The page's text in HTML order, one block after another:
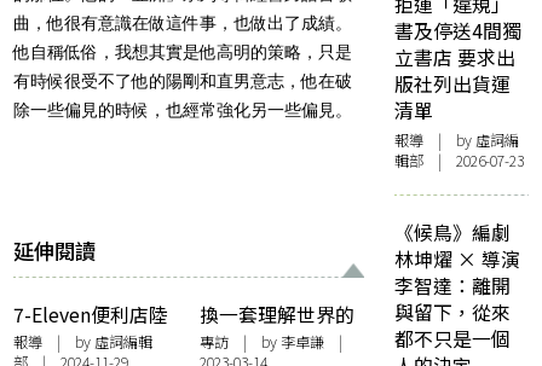
曲，他很有意識在做這件事，也做出了成績。
他自稱低俗，我想其實是他高明的策略，只是
有時候很受不了他的陽剛和直男意志，他在破
除一些偏見的時候，也經常強化另一些偏見。
延伸閱讀
7-Eleven便利店陸
續取消店內的雜誌
報導 | by 虛詞編輯
換一套理解世界的
方法：訪問
專訪| by 李卓謙|
書及停送4間獨
立書店 要求出
版社列出貨運
清單
報導 | by 虛詞編
輯部 | 2026-07-23
《候鳥》編劇
林坤燿 × 導演
李智達：離開
與留下，從來
都不只是一個